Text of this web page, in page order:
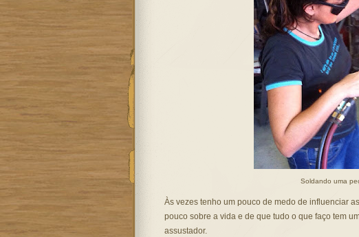
Soldando uma
Às vezes tenho um pouco de medo de influenciar
pouco sobre a vida e de que tudo o que faço tem
assustador.